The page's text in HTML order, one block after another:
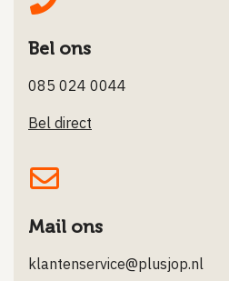
Bel ons
085 024 0044
Bel direct
Mail ons
klantenservice@plusjop.nl